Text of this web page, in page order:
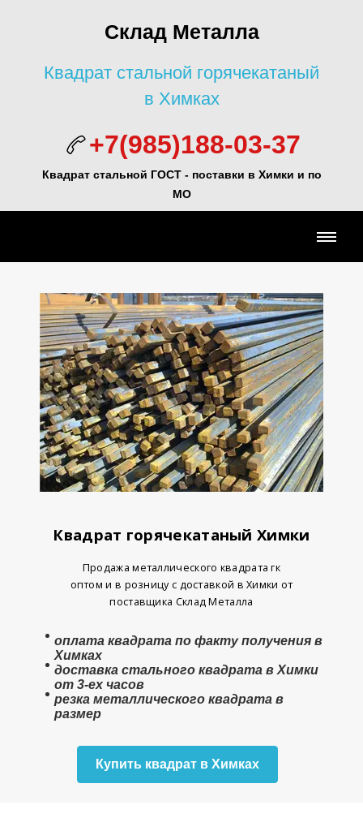
Склад Металла
Квадрат стальной горячекатаный
в Химках
+7(985)188-03-37
Квадрат стальной ГОСТ - поставки в Химки и по
МО
Квадрат горячекатаный Химки
Продажа металлического квадрата гк
оптом и в розницу с доставкой в Химки от
поставщика Склад Металла
оплата квадрата по факту получения в
Химках
доставка стального квадрата в Химки
от 3-ех часов
резка металлического квадрата в
размер
Купить квадрат в Химках